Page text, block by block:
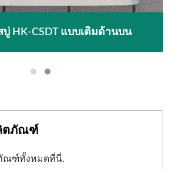
บู่ HK-CSDT แบบเติมด้านบน
ตภัณฑ์
ณฑ์ทั้งหมดที่นี่.